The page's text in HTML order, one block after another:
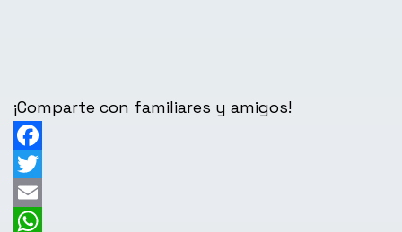
¡Comparte con familiares y amigos!
Facebook
Twitter
Email